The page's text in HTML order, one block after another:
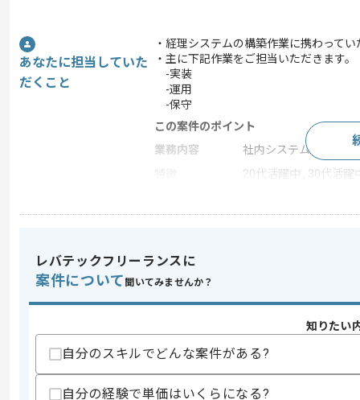
あなたに担当していた
だくこと
・経理システムの構築作業に携わって
・主に下記作業をご担当いただきます。
-実装
-運用
-保守
この案件のポイント
業務内容
社内システム開発
20代活躍中 , 30代活躍
スキル
・経理システム構築経験
スキルに不安がある方へ
レバテックフリーランスに
案件について 聞いてみませんか？
知りたい
自分のスキルでどんな案件がある?
自分の経験で単価はいくらになる?